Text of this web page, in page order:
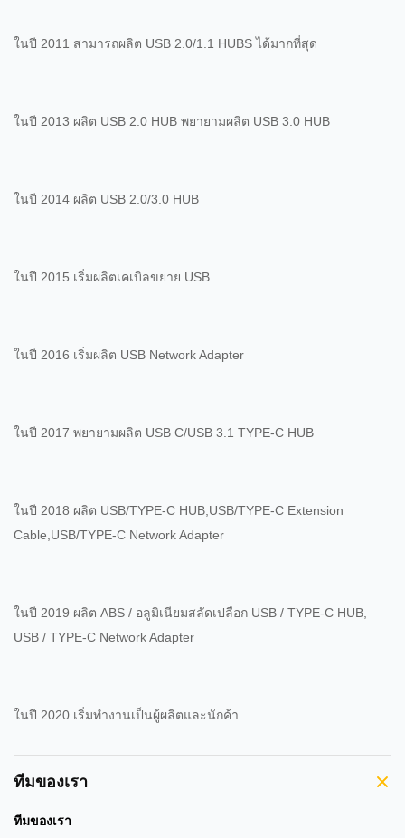
ในปี 2011 สามารถผลิต USB 2.0/1.1 HUBS ได้มากที่สุด
ในปี 2013 ผลิต USB 2.0 HUB พยายามผลิต USB 3.0 HUB
ในปี 2014 ผลิต USB 2.0/3.0 HUB
ในปี 2015 เริ่มผลิตเคเบิลขยาย USB
ในปี 2016 เริ่มผลิต USB Network Adapter
ในปี 2017 พยายามผลิต USB C/USB 3.1 TYPE-C HUB
ในปี 2018 ผลิต USB/TYPE-C HUB,USB/TYPE-C Extension
Cable,USB/TYPE-C Network Adapter
ในปี 2019 ผลิต ABS / อลูมิเนียมสลัดเปลือก USB / TYPE-C HUB,
USB / TYPE-C Network Adapter
ในปี 2020 เริ่มทํางานเป็นผู้ผลิตและนักค้า
ทีมของเรา
ทีมของเรา